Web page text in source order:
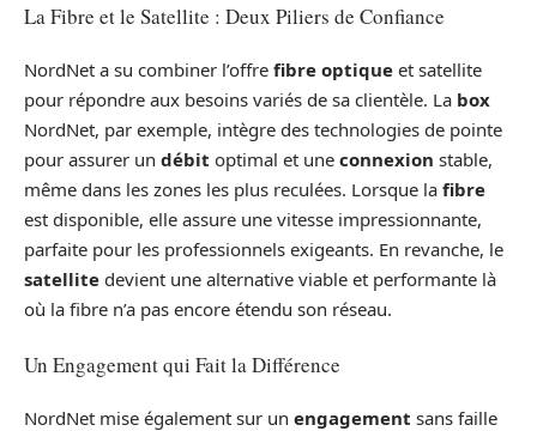
La Fibre et le Satellite : Deux Piliers de Confiance
NordNet a su combiner l’offre fibre optique et satellite
pour répondre aux besoins variés de sa clientèle. La box
NordNet, par exemple, intègre des technologies de pointe
pour assurer un débit optimal et une connexion stable,
même dans les zones les plus reculées. Lorsque la fibre
est disponible, elle assure une vitesse impressionnante,
parfaite pour les professionnels exigeants. En revanche, le
satellite devient une alternative viable et performante là
où la fibre n’a pas encore étendu son réseau.
Un Engagement qui Fait la Différence
NordNet mise également sur un engagement sans faille